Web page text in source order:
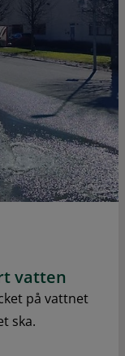
vatten
på vattnet
ska.